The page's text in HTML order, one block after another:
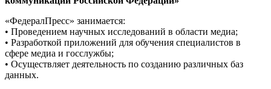
«ФедералПресс» занимается:
• Проведением научных исследований в области медиа;
• Разработкой приложений для обучения специалистов в
сфере медиа и госслужбы;
• Осуществляет деятельность по созданию различных баз
данных.